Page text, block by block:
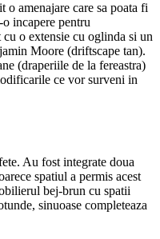
o amenajare care sa poata fi
incapere pentru
o extensie cu oglinda si un
Moore (driftscape tan).
(draperiile de la fereastra)
ce vor surveni in
Au fost integrate doua
spatiul a permis acest
bej-brun cu spatii
sinuoase completeaza